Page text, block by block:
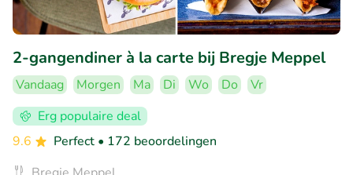
2-gangendiner à la carte bij Bregje Meppel
Vandaag Morgen Ma Di Wo Do
Vr
Erg populaire deal
9.6
Perfect • 172 beoordelingen